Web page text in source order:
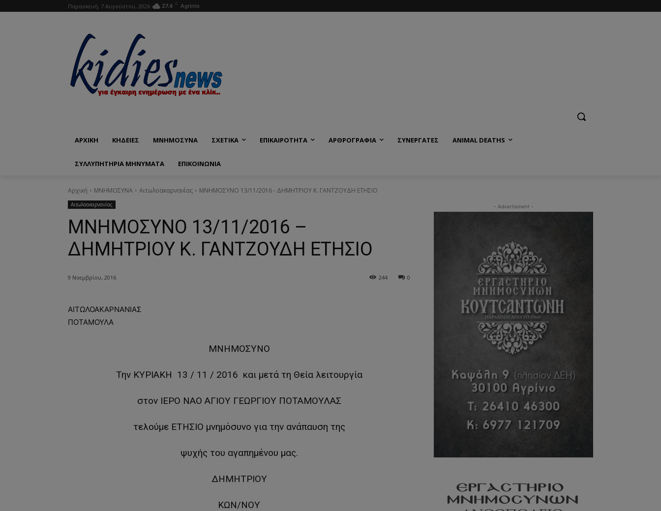
Παρασκευή, 7 Αυγούστου, 2026 27.4 C Agrinio
ΑΡΧΙΚΗ ΚΗΔΕΙΕΣ ΜΝΗΜΟΣΥΝΑ ΣΧΕΤΙΚΑ ΕΠΙΚΑΙΡΟΤΗΤΑ ΑΡΘΡΟΓΡΑΦΙΑ ΣΥΝΕΡΓΑΤΕΣ ANIMAL DEATHS
ΣΥΛΛΥΠΗΤΗΡΙΑ ΜΗΝΥΜΑΤΑ ΕΠΙΚΟΙΝΩΝΊΑ
Αρχική ΜΝΗΜΟΣΥΝΑ Αιτωλοακαρνανίας ΜΝΗΜΟΣΥΝΟ 13/11/2016 - ΔΗΜΗΤΡΙΟΥ Κ. ΓΑΝΤΖΟΥΔΗ ΕΤΗΣΙΟ
Αιτωλοακαρνανίας
ΜΝΗΜΟΣΥΝΟ 13/11/2016 –
ΔΗΜΗΤΡΙΟΥ Κ. ΓΑΝΤΖΟΥΔΗ ΕΤΗΣΙΟ
9 Νοεμβρίου, 2016 0
244
ΑΙΤΩΛΟΑΚΑΡΝΑΝΙΑΣ
ΠΟΤΑΜΟΥΛΑ
ΜΝΗΜΟΣΥΝΟ
Την ΚΥΡΙΑΚΗ 13 / 11 / 2016 και μετά τη Θεία λειτουργία
στον ΙΕΡΟ ΝΑΟ ΑΓΙΟΥ ΓΕΩΡΓΙΟΥ ΠΟΤΑΜΟΥΛΑΣ
τελούμε ΕΤΗΣΙΟ μνημόσυνο για την ανάπαυση της
ψυχής του αγαπημένου μας.
ΔΗΜΗΤΡΙΟΥ
ΚΩΝ/ΝΟΥ
- Advertisment -